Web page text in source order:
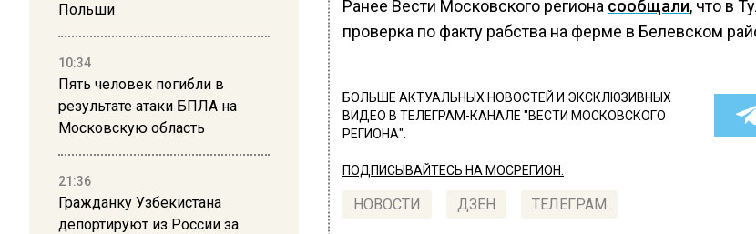
Польши
10:34
Пять человек погибли в
результате атаки БПЛА на
Московскую область
21:36
Гражданку Узбекистана
депортируют из России за
Ранее Вести Московского региона сообщали, что в
проверка по факту рабства на ферме в Белевском
БОЛЬШЕ АКТУАЛЬНЫХ НОВОСТЕЙ И ЭКСКЛЮЗИВНЫХ
ВИДЕО В ТЕЛЕГРАМ-КАНАЛЕ "ВЕСТИ МОСКОВСКОГО
РЕГИОНА".
ПОДПИСЫВАЙТЕСЬ НА МОСРЕГИОН:
НОВОСТИ ДЗЕН ТЕЛЕГРАМ